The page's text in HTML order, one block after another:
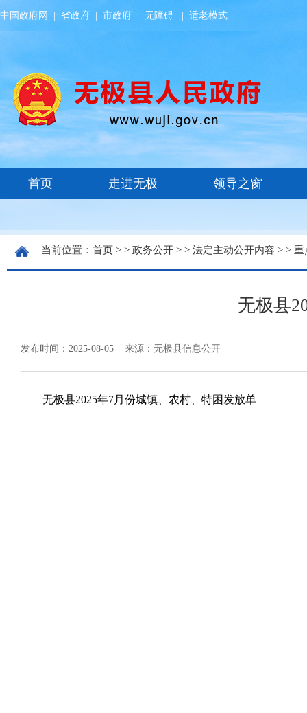
中国政府网 省政府 市政府 无障碍 适老模式
当前位置： 首页 > > 政务公开 > > 法定主动公开内容 > > 重
无极县
发布时间：2025-08-05 来源：无极县信息公开
无极县2025年7月份城镇、农村、特困发放单